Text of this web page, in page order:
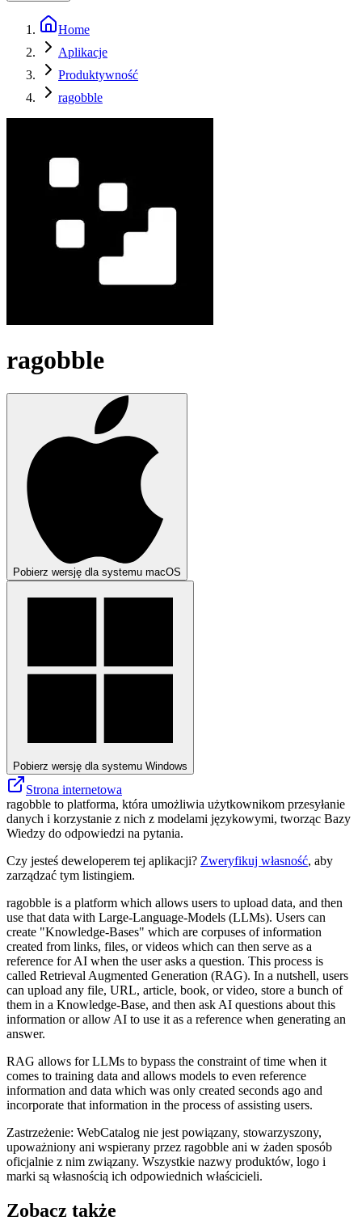
Home
Aplikacje
Produktywność
ragobble
ragobble
Pobierz wersję dla systemu macOS
Pobierz wersję dla systemu Windows
Strona internetowa
ragobble to platforma, która umożliwia użytkownikom przesyłanie
danych i korzystanie z nich z modelami językowymi, tworząc Bazy
Wiedzy do odpowiedzi na pytania.
Czy jesteś deweloperem tej aplikacji? Zweryfikuj własność, aby
zarządzać tym listingiem.
ragobble is a platform which allows users to upload data, and then
use that data with Large-Language-Models (LLMs). Users can
create "Knowledge-Bases" which are corpuses of information
created from links, files, or videos which can then serve as a
reference for AI when the user asks a question. This process is
called Retrieval Augmented Generation (RAG). In a nutshell, users
can upload any file, URL, article, book, or video, store a bunch of
them in a Knowledge-Base, and then ask AI questions about this
information or allow AI to use it as a reference when generating an
answer.
RAG allows for LLMs to bypass the constraint of time when it
comes to training data and allows models to even reference
information and data which was only created seconds ago and
incorporate that information in the process of assisting users.
Zastrzeżenie: WebCatalog nie jest powiązany, stowarzyszony,
upoważniony ani wspierany przez ragobble ani w żaden sposób
oficjalnie z nim związany. Wszystkie nazwy produktów, logo i
marki są własnością ich odpowiednich właścicieli.
Zobacz także